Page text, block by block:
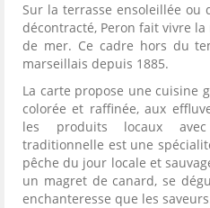
Sur la terrasse ensoleillée ou
décontracté, Peron fait vivre
de mer. Ce cadre hors du
marseillais depuis 1885.
La carte propose une cuisine
colorée et raffinée, aux
les produits locaux
traditionnelle est une
pêche du jour locale et
un magret de canard, se
enchanteresse que les